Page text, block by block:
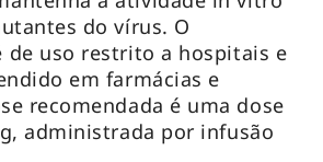
do vírus. O
de uso restrito a hospitais e
em farmácias e
recomendada é uma dose
administrada por infusão